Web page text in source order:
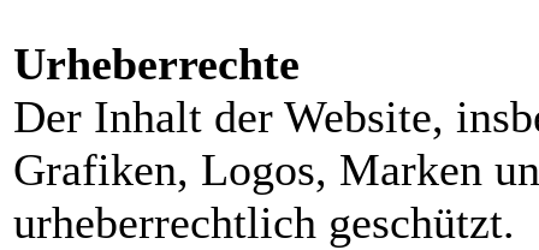
Urheberrechte
Der Inhalt der Website,
Grafiken, Logos, Marken
urheberrechtlich geschützt.